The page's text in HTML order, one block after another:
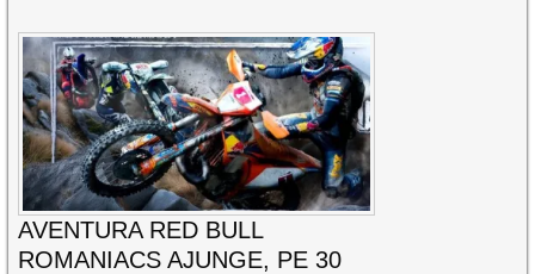
AVENTURA RED BULL
ROMANIACS AJUNGE, PE 30